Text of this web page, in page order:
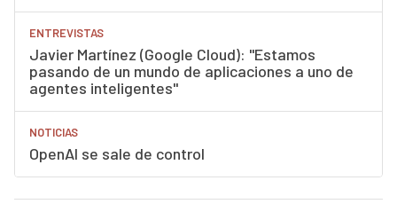
ENTREVISTAS
Javier Martínez (Google Cloud): "Estamos
pasando de un mundo de aplicaciones a uno de
agentes inteligentes"
NOTICIAS
OpenAI se sale de control